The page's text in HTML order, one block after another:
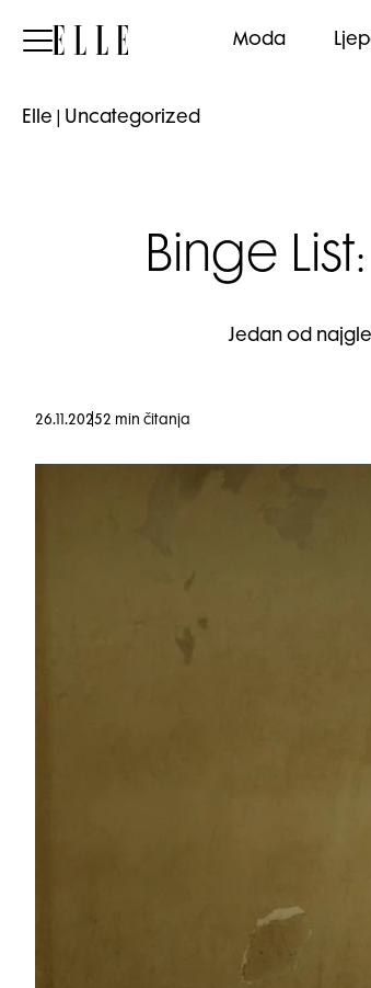
Elle Moda
Elle Uncategorized
Binge
Jedan od
26.11.20252 min čitanja